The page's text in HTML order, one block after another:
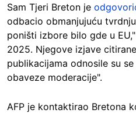
Sam Tjeri Breton je
odbacio obmanjujuću
poništi izbore bilo gde u
2025. Njegove izjave
publikacijama odnosile su
obaveze moderacije".
AFP je kontaktirao Bretona